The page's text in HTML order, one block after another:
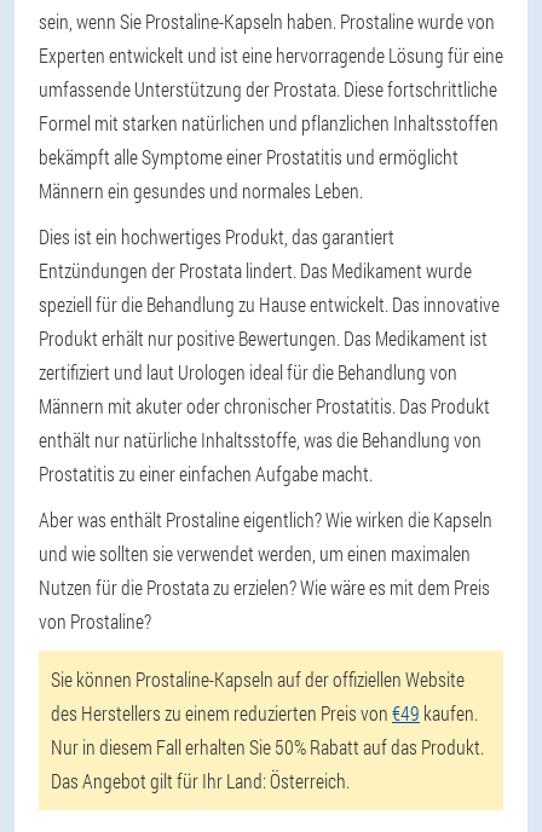
sein, wenn Sie Prostaline-Kapseln haben. Prostaline wurde von
Experten entwickelt und ist eine hervorragende Lösung für eine
umfassende Unterstützung der Prostata. Diese fortschrittliche
Formel mit starken natürlichen und pflanzlichen Inhaltsstoffen
bekämpft alle Symptome einer Prostatitis und ermöglicht
Männern ein gesundes und normales Leben.
Dies ist ein hochwertiges Produkt, das garantiert
Entzündungen der Prostata lindert. Das Medikament wurde
speziell für die Behandlung zu Hause entwickelt. Das innovative
Produkt erhält nur positive Bewertungen. Das Medikament ist
zertifiziert und laut Urologen ideal für die Behandlung von
Männern mit akuter oder chronischer Prostatitis. Das Produkt
enthält nur natürliche Inhaltsstoffe, was die Behandlung von
Prostatitis zu einer einfachen Aufgabe macht.
Aber was enthält Prostaline eigentlich? Wie wirken die Kapseln
und wie sollten sie verwendet werden, um einen maximalen
Nutzen für die Prostata zu erzielen? Wie wäre es mit dem Preis
von Prostaline?
Sie können Prostaline-Kapseln auf der offiziellen Website
des Herstellers zu einem reduzierten Preis von€49 kaufen.
Nur in diesem Fall erhalten Sie 50% Rabatt auf das Produkt.
Das Angebot gilt für Ihr Land: Österreich.